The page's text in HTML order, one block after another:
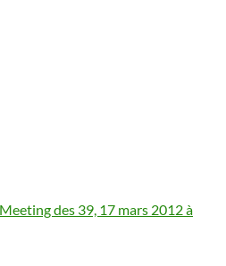
Meeting des 39, 17 mars 2012 à